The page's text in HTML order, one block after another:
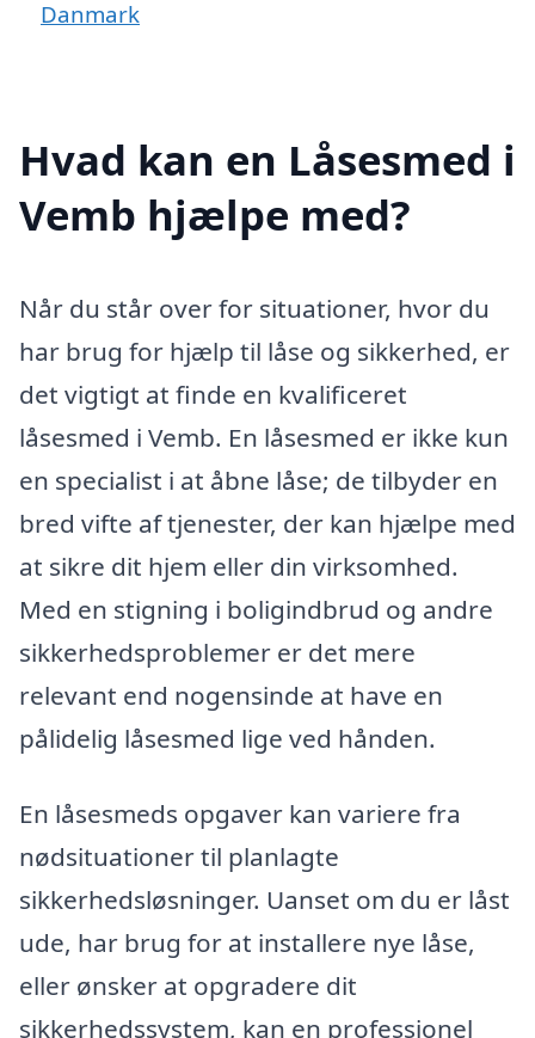
Danmark
Hvad kan en Låsesmed i
Vemb hjælpe med?
Når du står over for situationer, hvor du
har brug for hjælp til låse og sikkerhed, er
det vigtigt at finde en kvalificeret
låsesmed i Vemb. En låsesmed er ikke kun
en specialist i at åbne låse; de tilbyder en
bred vifte af tjenester, der kan hjælpe med
at sikre dit hjem eller din virksomhed.
Med en stigning i boligindbrud og andre
sikkerhedsproblemer er det mere
relevant end nogensinde at have en
pålidelig låsesmed lige ved hånden.
En låsesmeds opgaver kan variere fra
nødsituationer til planlagte
sikkerhedsløsninger. Uanset om du er låst
ude, har brug for at installere nye låse,
eller ønsker at opgradere dit
sikkerhedssystem, kan en professionel